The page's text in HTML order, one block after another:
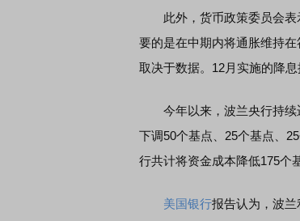
此外，货币政策委员会表
要的是在中期内将通胀维持
取决于数据。12月实施的降息
今年以来，波兰央行持续
下调50个基点、25个基点、
行共计将资金成本降低175个
美国银行报告认为，波